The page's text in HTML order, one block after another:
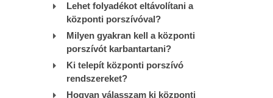
Lehet folyadékot eltávolítani a
központi porszívóval?
Milyen gyakran kell a központi
porszívót karbantartani?
Ki telepít központi porszívó
rendszereket?
Hogyan válasszam ki központi